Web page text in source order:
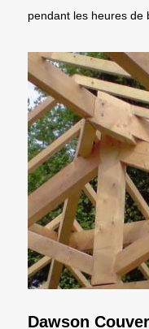
pendant les heures de
Dawson